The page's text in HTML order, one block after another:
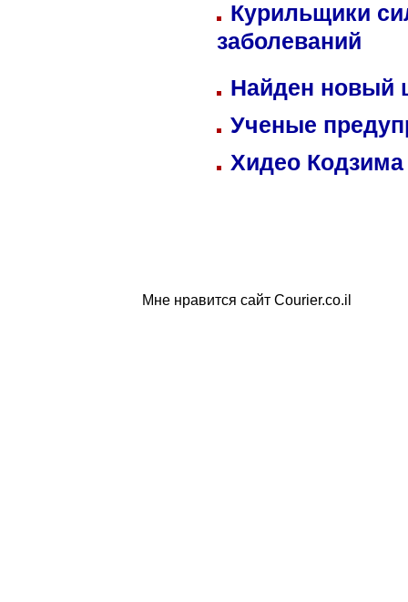
Курильщики
заболеваний
Найден
Ученые
Хидео
Мне нравится сайт Courier.co.il